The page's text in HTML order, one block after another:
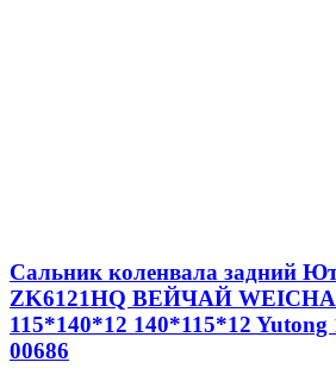
Сальник коленвала задний
ZK6121HQ ВЕЙЧАЙ
115*140*12 140*115*12 Yutong
00686